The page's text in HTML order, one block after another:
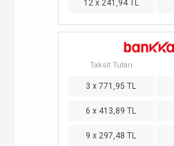
12 x 241,94 TL
Taksit Tutarı
3 x 771,95 TL
6 x 413,89 TL
9 x 297,48 TL